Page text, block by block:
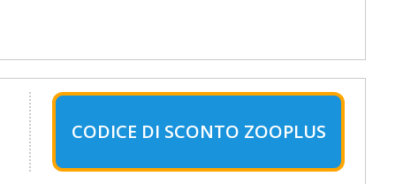
CODICE DI SCONTO ZOOPLUS